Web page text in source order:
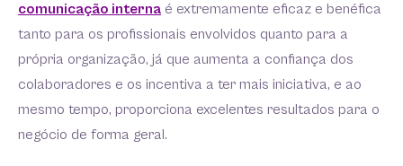
comunicação interna é extremamente eficaz e benéfica
tanto para os profissionais envolvidos quanto para a
própria organização, já que aumenta a confiança dos
colaboradores e os incentiva a ter mais iniciativa, e ao
mesmo tempo, proporciona excelentes resultados para o
negócio de forma geral.